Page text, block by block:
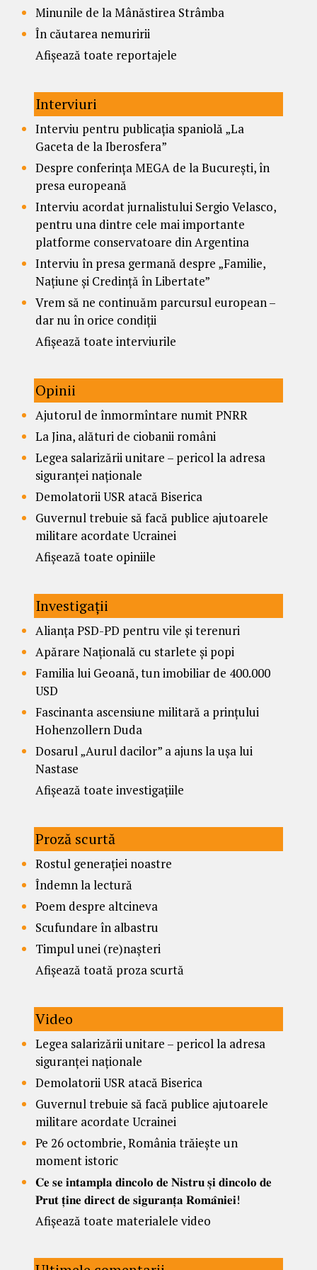
Minunile de la Mânăstirea Strâmba
În căutarea nemuririi
Afișează toate reportajele
Interviuri
Interviu pentru publicația spaniolă „La
Gaceta de la Iberosfera”
Despre conferința MEGA de la București, în
presa europeană
Interviu acordat jurnalistului Sergio Velasco,
pentru una dintre cele mai importante
platforme conservatoare din Argentina
Interviu în presa germană despre „Familie,
Națiune și Credință în Libertate”
Vrem să ne continuăm parcursul european –
dar nu în orice condiții
Afișează toate interviurile
Opinii
Ajutorul de înmormîntare numit PNRR
La Jina, alături de ciobanii români
Legea salarizării unitare – pericol la adresa
siguranței naționale
Demolatorii USR atacă Biserica
Guvernul trebuie să facă publice ajutoarele
militare acordate Ucrainei
Afișează toate opiniile
Investigații
Alianța PSD-PD pentru vile și terenuri
Apărare Națională cu starlete și popi
Familia lui Geoană, tun imobiliar de 400.000
USD
Fascinanta ascensiune militară a prințului
Hohenzollern Duda
Dosarul „Aurul dacilor” a ajuns la ușa lui
Nastase
Afișează toate investigațiile
Proză scurtă
Rostul generației noastre
Îndemn la lectură
Poem despre altcineva
Scufundare în albastru
Timpul unei (re)nașteri
Afișează toată proza scurtă
Video
Legea salarizării unitare – pericol la adresa
siguranței naționale
Demolatorii USR atacă Biserica
Guvernul trebuie să facă publice ajutoarele
militare acordate Ucrainei
Pe 26 octombrie, România trăiește un
moment istoric
𝐂𝐞 𝐬𝐞 𝐢𝐧𝐭𝐚𝐦𝐩𝐥𝐚 𝐝𝐢𝐧𝐜𝐨𝐥𝐨 𝐝𝐞 𝐍𝐢𝐬𝐭𝐫𝐮 𝐬̦𝐢 𝐝𝐢𝐧𝐜𝐨𝐥𝐨 𝐝𝐞
𝐏𝐫𝐮𝐭 𝐭̦𝐢𝐧𝐞 𝐝𝐢𝐫𝐞𝐜𝐭 𝐝𝐞 𝐬𝐢𝐠𝐮𝐫𝐚𝐧𝐭̦𝐚 𝐑𝐨𝐦𝐚̂𝐧𝐢𝐞𝐢!
Afișează toate materialele video